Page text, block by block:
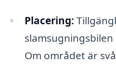
Placering:
Om området är